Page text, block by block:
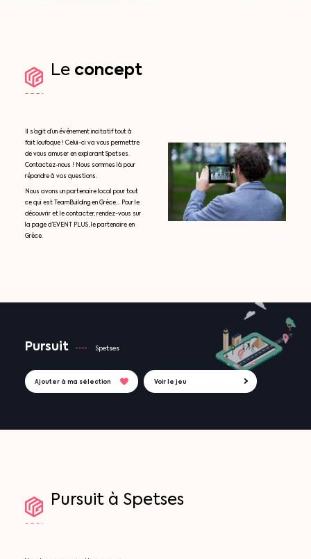
Le concept
Il s’agit d’un événement incitatif tout à
fait loufoque ! Celui-ci va vous permettre
de vous amuser en explorant Spetses.
Contactez-nous ! Nous sommes là pour
répondre à vos questions.
Nous avons un partenaire local pour tout
ce qui est TeamBuilding en Grèce… Pour le
découvrir et le contacter, rendez-vous sur
la page d’EVENT PLUS, le partenaire en
Grèce.
Pursuit Spetses
Ajouter à ma sélection Voir le jeu
Pursuit à Spetses